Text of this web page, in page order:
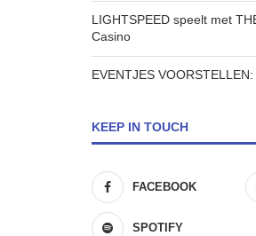
LIGHTSPEED speelt met
Casino
EVENTJES
KEEP IN TOUCH
FACEBOOK
SPOTIFY